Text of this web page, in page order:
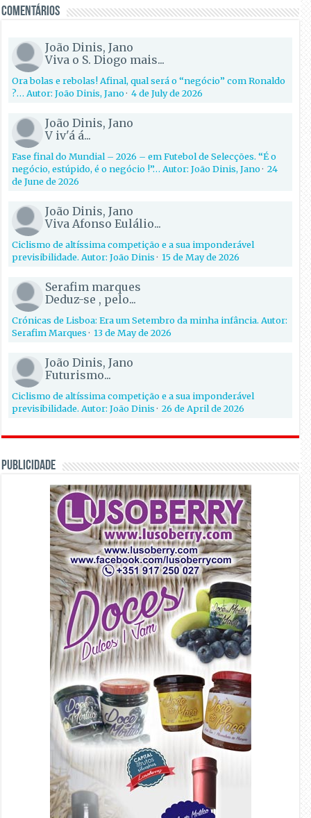
Comentários
João Dinis, Jano
Viva o S. Diogo mais...
Ora bolas e rebolas! Afinal, qual será o “negócio” com Ronaldo
?… Autor: João Dinis, Jano·4 de July de 2026
João Dinis, Jano
V iv'á á...
Fase final do Mundial – 2026 – em Futebol de Selecções. “É o
negócio, estúpido, é o negócio !”… Autor: João Dinis, Jano·24
de June de 2026
João Dinis, Jano
Viva Afonso Eulálio...
Ciclismo de altíssima competição e a sua imponderável
previsibilidade. Autor: João Dinis·15 de May de 2026
Serafim marques
Deduz-se , pelo...
Crónicas de Lisboa: Era um Setembro da minha infância. Autor:
Serafim Marques·13 de May de 2026
João Dinis, Jano
Futurismo...
Ciclismo de altíssima competição e a sua imponderável
previsibilidade. Autor: João Dinis·26 de April de 2026
PUBLICIDADE